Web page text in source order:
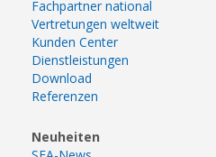
Fachpartner national
Vertretungen weltweit
Kunden Center
Dienstleistungen
Download
Referenzen
Neuheiten